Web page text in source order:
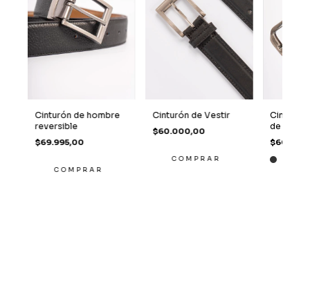
Cinturón de hombre
reversible
$69.995,00
COMPRAR
Cinturón de Vestir
$60.000,00
COMPRAR
Cinturón
de Cuero